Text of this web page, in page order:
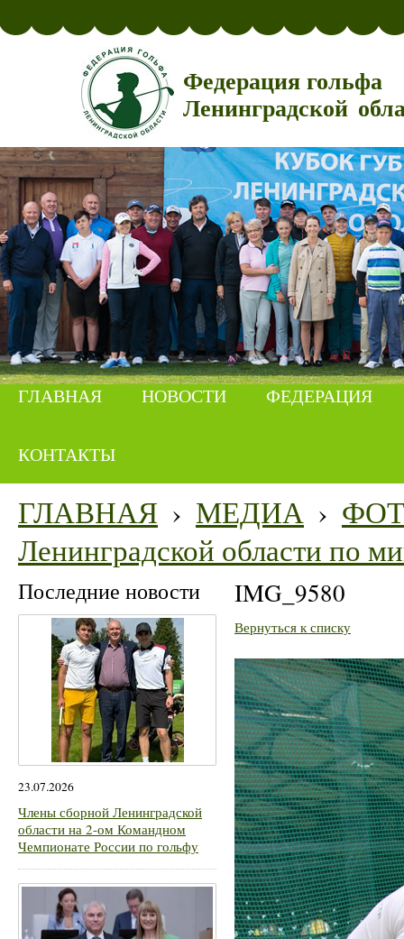
Федерация гольфа
Ленинградской
ГЛАВНАЯ НОВОСТИ ФЕДЕРАЦИЯ
КОНТАКТЫ
ГЛАВНАЯ › МЕДИА ›
Ленинградской области по
Последние новости
23.07.2026
Члены сборной Ленинградской
области на 2-ом Командном
Чемпионате России по гольфу
IMG_9580
Вернуться к списку